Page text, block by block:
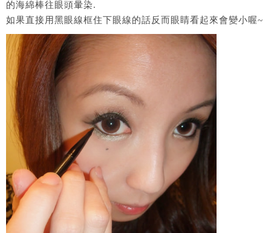
的海綿棒往眼頭暈染.
如果直接用黑眼線框住下眼線的話反而眼睛看起來會變小喔~